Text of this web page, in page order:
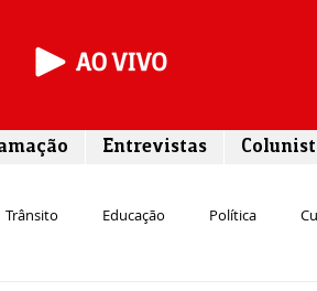
Entrevistas
Trânsito Educação Política